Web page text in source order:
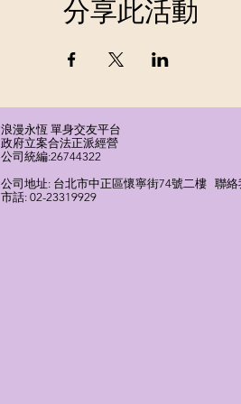
分享此活動
浪漫永恆 單身交友平台
​政府立案合法正派經營​
​公司統編:26744322
公司地址: 台北市中正區懷寧街74號二樓 聯
市話: 02-23319929